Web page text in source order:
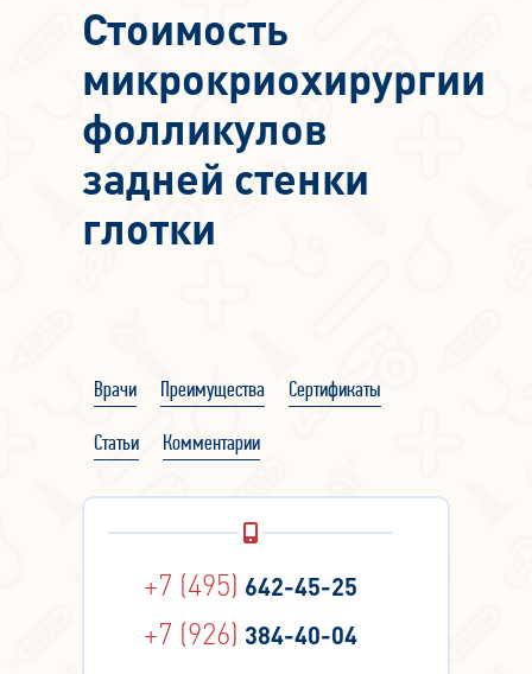
Стоимость
микрокриохирургии
фолликулов
задней стенки
глотки
Врачи Преимущества Сертификаты
Статьи Комментарии
+7 (495) 642-45-25
+7 (926) 384-40-04